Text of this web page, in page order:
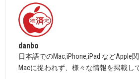
danbo
日本語でのMac,iPhone,iPad などApple
Macに捉われず、様々な情報を掲載し